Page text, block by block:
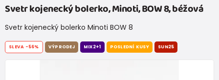
Svetr kojenecký bolerko, Minoti, BOW 8, béžová
Svetr kojenecký bolerko Minoti BOW 8
SLEVA -56% VÝPRODEJ MIX2+1 POSLEDNÍ KUSY SUN25